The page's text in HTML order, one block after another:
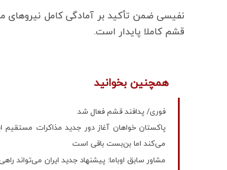
نفیسی ضمن تأکید بر آمادگی کامل نیروهای
قشم کاملا پایدار است.
همچنین بخوانید
فوری/ پدافند قشم فعال شد
پاکستان خواهان آغاز دور جدید مذاکرات مستقیم
می‌کند اما بن‌بست باقی است
مشاور سابق اوباما: پیشنهاد جدید ایران می‌تواند